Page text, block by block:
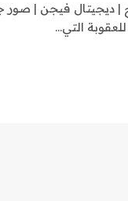
ديجيتال فيجن | صور
التي…